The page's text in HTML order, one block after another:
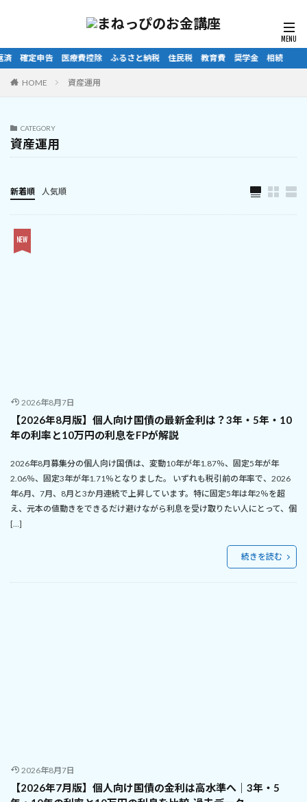
控除 ふるさと納税 住民税 教育費 奨学金 相続
HOME 資産運用
CATEGORY
資産運用
新着順 人気順
2026年8月7日
【2026年8月版】個人向け国債の最新金利は？3年・5年・10
年の利率と10万円の利息をFPが解説
2026年8月募集分の個人向け国債は、変動10年が年1.87％、固定5年が年
2.06％、固定3年が年1.71％となりました。 いずれも税引前の年率で、2026
年6月、7月、8月と3か月連続で上昇しています。特に固定5年は年2％を超
え、元本の値動きをできるだけ避けながら利息を受け取りたい人にとって、個
[…]
続きを読む
2026年8月7日
【2026年7月版】個人向け国債の金利は高水準へ｜3年・5